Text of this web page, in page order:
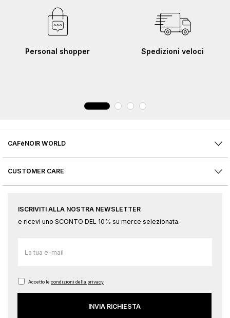
Personal shopper Spedizioni veloci
CAFèNOIR WORLD
CUSTOMER CARE
ISCRIVITI ALLA NOSTRA NEWSLETTER
e ricevi uno SCONTO DEL 10% su merce selezionata.
alla
Newsletter:
Accetto le condizioni della privacy
INVIA RICHIESTA